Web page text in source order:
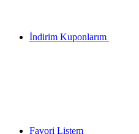
İndirim Kuponlarım
Favori Listem